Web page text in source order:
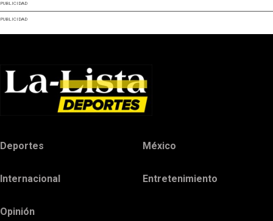
PUBLICIDAD
PUBLICIDAD
Deportes México
Internacional Entretenimiento
Opinión